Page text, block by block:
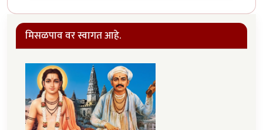
मिसळपाव वर स्वागत आहे.